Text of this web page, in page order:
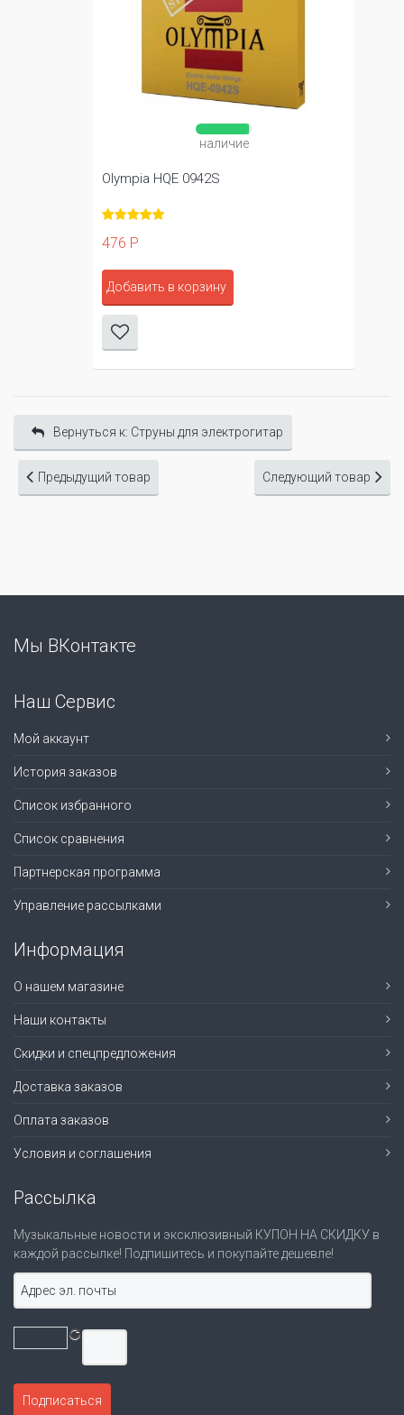
Olympia HQE 0942S
Добавить в корзину
Вернуться к: Cтруны для электрогитар
Предыдущий товар Следующий товар
Мы ВКонтакте
Наш Сервис
Мой аккаунт
История заказов
Список избранного
Список сравнения
Партнерская программа
Управление рассылками
Информация
О нашем магазине
Наши контакты
Скидки и спецпредложения
Доставка заказов
Оплата заказов
Условия и соглашения
Рассылка
Музыкальные новости и эксклюзивный КУПОН НА СКИДКУ в
каждой рассылке! Подпишитесь и покупайте дешевле!